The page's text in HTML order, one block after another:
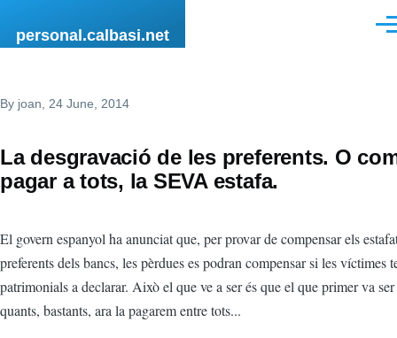
personal.calbasi.net
By joan , 24 June, 2014
La desgravació de les preferents. O
pagar a tots, la SEVA estafa.
El govern espanyol ha anunciat que, per provar de compensar els
preferents dels bancs, les pèrdues es podran compensar si les víctimes
patrimonials a declarar. Això el que ve a ser és que el que primer va
quants, bastants, ara la pagarem entre tots...